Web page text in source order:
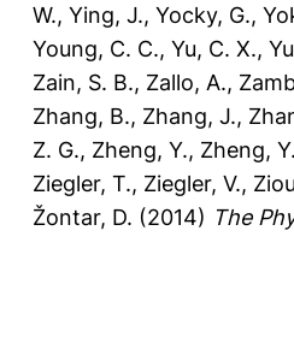
W., Ying, J., Yocky, G.,
Young, C. C., Yu, C. X.,
Zain, S. B., Zallo, A.,
Zhang, B., Zhang, J.,
Z. G., Zheng, Y., Zheng,
Ziegler, T., Ziegler, V.,
Žontar, D. (2014) The